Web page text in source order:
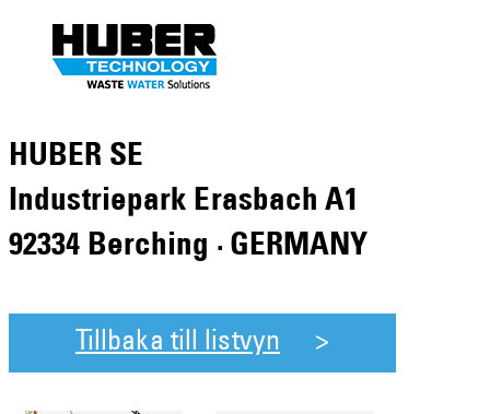
HUBER SE
Industriepark Erasbach A1
92334 Berching · GERMANY
Tillbaka till listvyn